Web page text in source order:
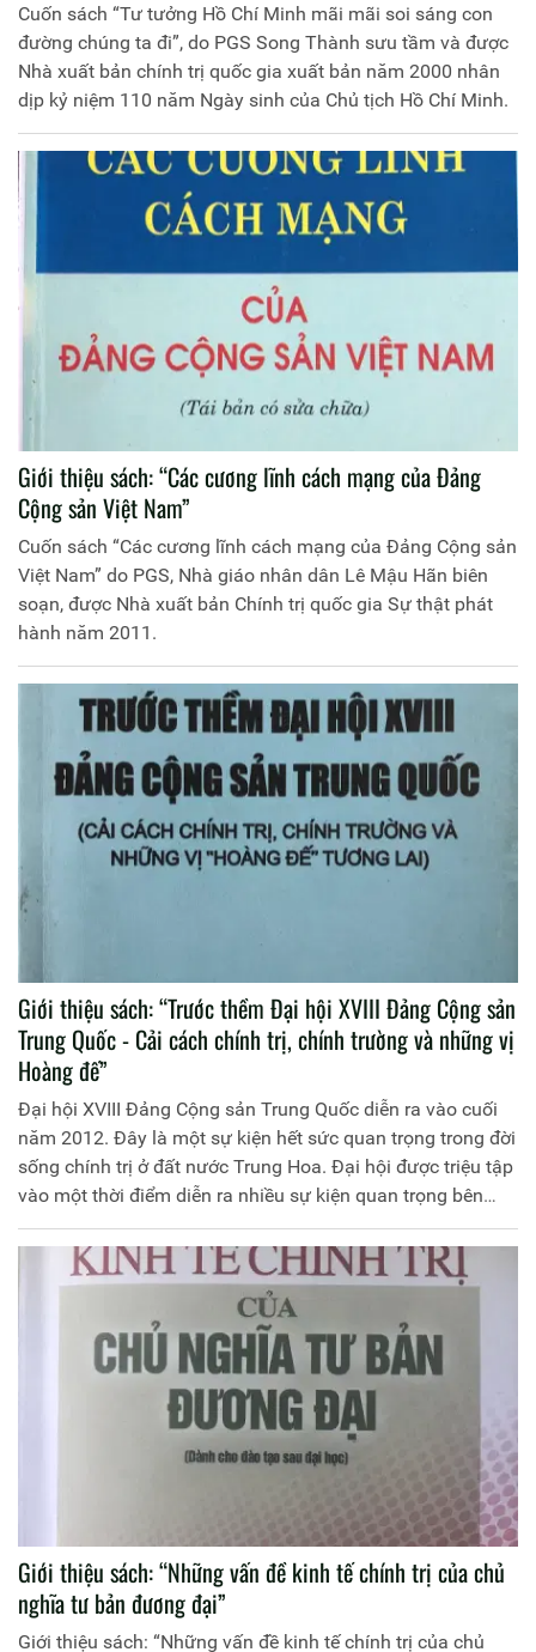
Cuốn sách “Tư tưởng Hồ Chí Minh mãi mãi soi sáng con
đường chúng ta đi”, do PGS Song Thành sưu tầm và được
Nhà xuất bản chính trị quốc gia xuất bản năm 2000 nhân
dịp kỷ niệm 110 năm Ngày sinh của Chủ tịch Hồ Chí Minh.
Giới thiệu sách: “Các cương lĩnh cách mạng của Đảng
Cộng sản Việt Nam”
Cuốn sách “Các cương lĩnh cách mạng của Đảng Cộng sản
Việt Nam” do PGS, Nhà giáo nhân dân Lê Mậu Hãn biên
soạn, được Nhà xuất bản Chính trị quốc gia Sự thật phát
hành năm 2011.
Giới thiệu sách: “Trước thềm Đại hội XVIII Đảng Cộng sản
Trung Quốc - Cải cách chính trị, chính trường và những vị
Hoàng đế”
Đại hội XVIII Đảng Cộng sản Trung Quốc diễn ra vào cuối
năm 2012. Đây là một sự kiện hết sức quan trọng trong đời
sống chính trị ở đất nước Trung Hoa. Đại hội được triệu tập
vào một thời điểm diễn ra nhiều sự kiện quan trọng bên
trong đất nước Trung Hoa lẫn trên trường quốc tế: Vấn đề
chuyển giao thế hệ lãnh đạo trong bối cảnh đất nước đang
phải đối mặt với nhiều khó khăn như kinh tế tăng trưởng
chậm lại, tệ nạn tham nhũng, rối loạn xã hội gia tăng, các
hoạt động ly khai tiếp tục diễn ra, kinh tế thế giới dấn sâu
vào suy thoái. Tất cả những điều này làm cho Đại hội XVIII
Đảng Cộng sản Trung Quốc trở thành tâm điểm chú ý của
Giới thiệu sách: “Những vấn đề kinh tế chính trị của chủ
nghĩa tư bản đương đại”
Giới thiệu sách: “Những vấn đề kinh tế chính trị của chủ